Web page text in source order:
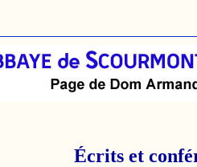
Écrits et